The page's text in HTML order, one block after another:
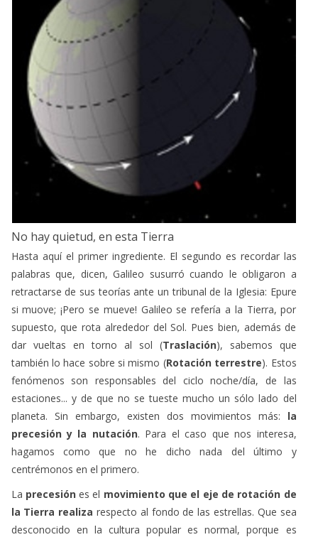
No hay quietud, en esta Tierra
Hasta aquí el primer ingrediente. El segundo es recordar las
palabras que, dicen, Galileo susurró cuando le obligaron a
retractarse de sus teorías ante un tribunal de la Iglesia: Epure
si muove; ¡Pero se mueve! Galileo se refería a la Tierra, por
supuesto, que rota alrededor del Sol. Pues bien, además de
dar vueltas en torno al sol (Traslación), sabemos que
también lo hace sobre si mismo (Rotación terrestre). Estos
fenómenos son responsables del ciclo noche/día, de las
estaciones... y de que no se tueste mucho un sólo lado del
planeta. Sin embargo, existen dos movimientos más: la
precesión y la nutación. Para el caso que nos interesa,
hagamos como que no he dicho nada del último y
centrémonos en el primero.
La precesiónes el movimiento que el eje de rotación de
la Tierra realiza respecto al fondo de las estrellas. Que sea
desconocido en la cultura popular es normal, porque es